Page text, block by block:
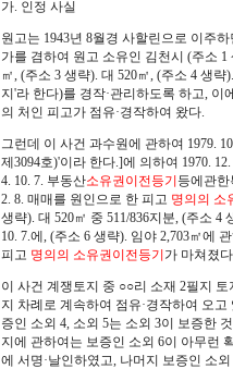
가. 인정 사실
원고는 1943년 8월경 사할린으로 이주
가를 겸하여 원고 소유인 김천시 (주소
㎡, (주소 3 생략). 대 520㎡, (주소 4 생
지'라 한다)를 경작·관리하도록 하고,
의 처인 피고가 점유·경작하여 왔다.
그런데 이 사건 과수원에 관하여 1979.
제3094호)'이라 한다.]에 의하여 1970.
4. 10. 7. 부동산소유권이전등기 등에관한
2. 8. 매매를 원인으로 한 피고 명의의 소
생략). 대 520㎡ 중 511/836지분, (주소 4
10. 7.에, (주소 6 생략). 임야 2,703㎡에
피고 명의의 소유권이전등기 가 마쳐졌
이 사건 계쟁토지 중 ○○리 소재 2필지
지 차례로 계속하여 점유·경작하여 오
증인 소외 4, 소외 5는 소외 3이 보증한
지에 관하여는 보증인 소외 6이 아무런
에 서명·날인하였고, 나머지 보증인 소